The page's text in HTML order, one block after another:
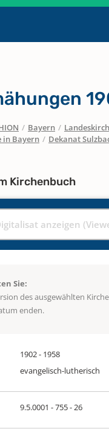
/ Bayern /
in Bayern / Dekanat
Kirchenbuch
anzeigen
Sie:
des ausgewählten
enden.
1902 - 1958
evangelisch-lutherisch
9.5.0001 - 755 - 26